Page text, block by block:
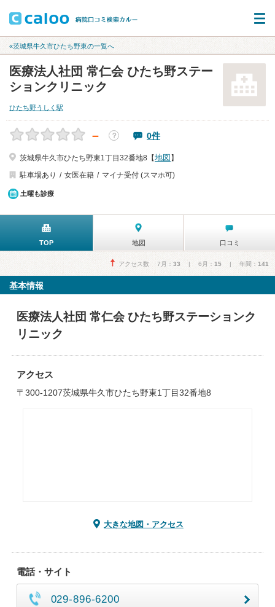
«茨城県牛久市ひたち野東の一覧へ
医療法人社団 常仁会 ひたち野ステー
ションクリニック
ひたち野うしく駅
－ ？ 0件
茨城県牛久市ひたち野東1丁目32番地8【地図 】
駐車場あり
女医在籍 マイナ受付 (スマホ可)
土曜も診療
TOP 地図 口コミ
アクセス数 7月： 33 | 6月： 15 | 年間： 141
基本情報
医療法人社団 常仁会 ひたち野ステーションク
リニック
アクセス
〒300-1207茨城県牛久市ひたち野東1丁目32番地8
大きな地図・アクセス
電話・サイト
029-896-6200